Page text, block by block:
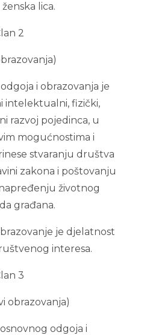
lica.
2
i obrazovanja je
intelektualni, fizički,
razvoj pojedinca, u
mogućnostima i
stvaranju društva
zakona i poštovanju
životnog
građana.
je djelatnost
interesa.
3
obrazovanja)
odgoja i